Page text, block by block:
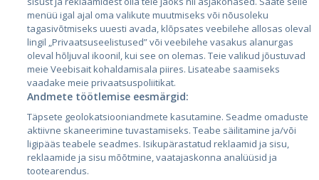
City24.lv
City24.ee
GetaPro.lv
GetaPro.ee
Skelbiu.lt
CVbankas.lt
Kainos.lt
Paslaugos.lt
auto24.ee
menüü igal ajal oma valikute muutmiseks või nõusoleku
tagasivõtmiseks uuesti avada, klõpsates veebilehe allosas oleval
lingil „Privaatsuseelistused” või veebilehe vasakus alanurgas
oleval hõljuval ikoonil, kui see on olemas. Teie valikud jõustuvad
meie Veebisait kohaldamisala piires. Lisateabe saamiseks
vaadake meie privaatsuspoliitikat.
Andmete töötlemise eesmärgid:
Täpsete geolokatsiooniandmete kasutamine. Seadme omaduste
aktiivne skaneerimine tuvastamiseks. Teabe säilitamine ja/või
ligipääs teabele seadmes. Isikupärastatud reklaamid ja sisu,
reklaamide ja sisu mõõtmine, vaatajaskonna analüüsid ja
tootearendus.